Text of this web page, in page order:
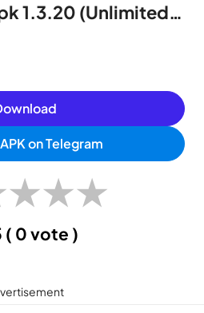
1.3.20 (Unlimited
on Telegram
★★★
( 0 vote )